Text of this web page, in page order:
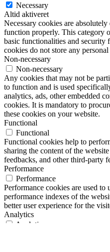
Necessary
Altid aktiveret
Necessary cookies are
function properly. This category
basic functionalities and security
cookies do not store any
Non-necessary
Non-necessary
Any cookies that may not be
to function and is used
analytics, ads, other embedded
cookies. It is mandatory to
these cookies on your website.
Functional
Functional
Functional cookies help to
sharing the content of the
feedbacks, and other third-party
Performance
Performance
Performance cookies are used to
performance indexes of the
better user experience for the
Analytics
Analytics